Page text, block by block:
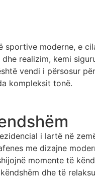
sportive moderne, e
realizim, kemi
vendi i përsosur
kompleksit tonë.
i lartë në
me dizajne
momente të
dhe të